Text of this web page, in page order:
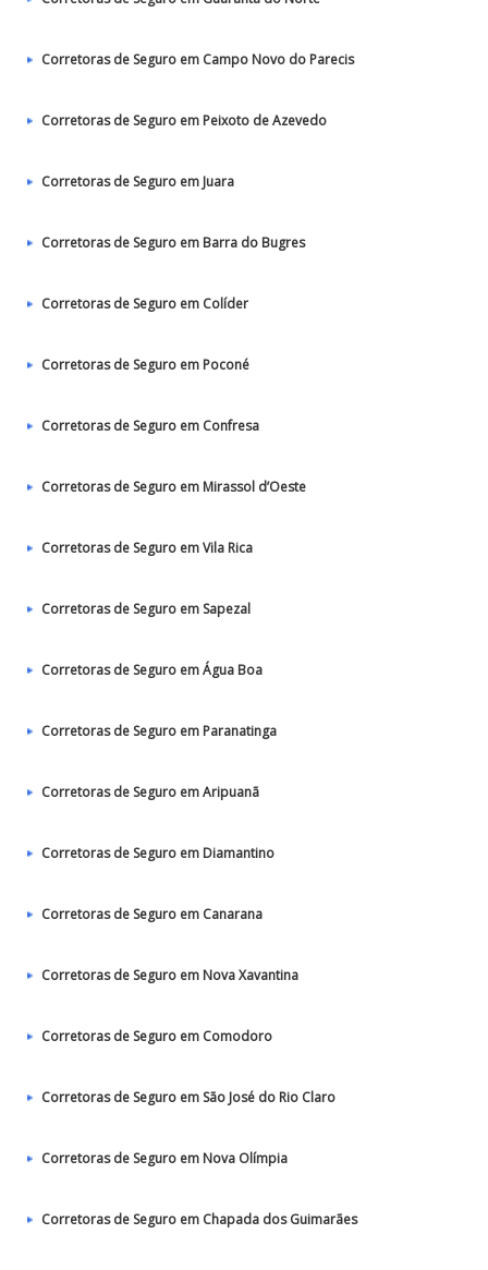
Corretoras de Seguro em Campo Novo do Parecis
Corretoras de Seguro em Peixoto de Azevedo
Corretoras de Seguro em Juara
Corretoras de Seguro em Barra do Bugres
Corretoras de Seguro em Colíder
Corretoras de Seguro em Poconé
Corretoras de Seguro em Confresa
Corretoras de Seguro em Mirassol d’Oeste
Corretoras de Seguro em Vila Rica
Corretoras de Seguro em Sapezal
Corretoras de Seguro em Água Boa
Corretoras de Seguro em Paranatinga
Corretoras de Seguro em Aripuanã
Corretoras de Seguro em Diamantino
Corretoras de Seguro em Canarana
Corretoras de Seguro em Nova Xavantina
Corretoras de Seguro em Comodoro
Corretoras de Seguro em São José do Rio Claro
Corretoras de Seguro em Nova Olímpia
Corretoras de Seguro em Chapada dos Guimarães